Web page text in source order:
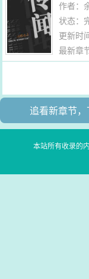
作者：
状态：
更新时
最新章
追看新章节
本站所有收录的